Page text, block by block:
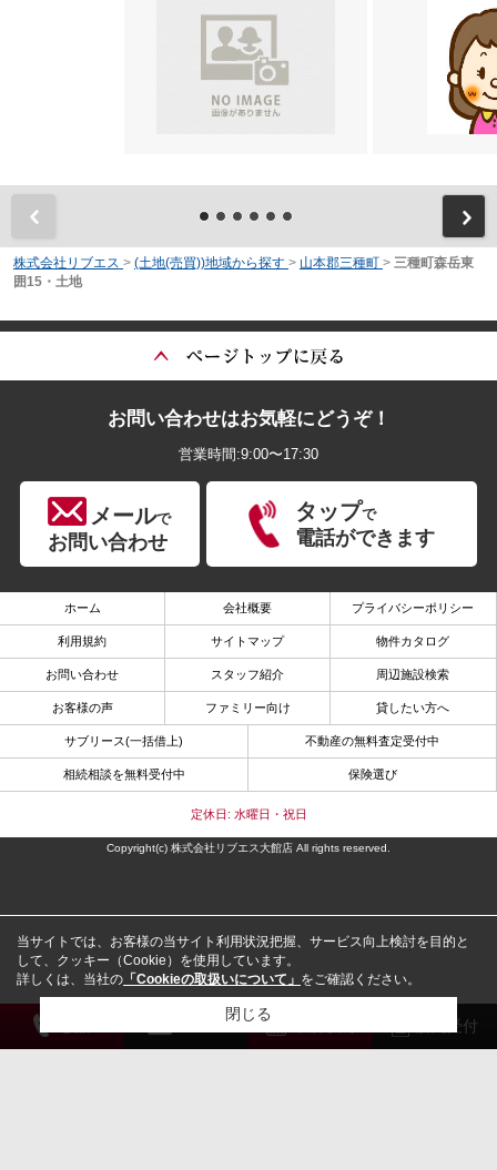
株式会社リブエス > (土地(売買))地域から探す > 山本郡三種町 > 三種町森岳東
囲15・土地
解約受付
お問い合わせはお気軽にどうぞ！
営業時間:9:00〜17:30
メールで
お問い合わせ
タップで
電話ができます
ホーム 会社概要 プライバシーポリシー
利用規約 サイトマップ 物件カタログ
お問い合わせ スタッフ紹介 周辺施設検索
お客様の声 ファミリー向け 貸したい方へ
サブリース(一括借上) 不動産の無料査定受付中
相続相談を無料受付中 保険選び
定休日: 水曜日・祝日
Copyright(c) 株式会社リブエス大館店 All rights reserved.
当サイトでは、お客様の当サイト利用状況把握、サービス向上検討を目的と
して、クッキー（Cookie）を使用しています。
詳しくは、当社の 「Cookieの取扱いについて」 をご確認ください。
閉じる